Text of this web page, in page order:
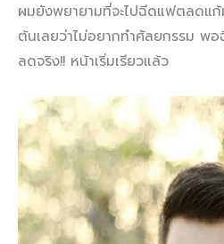
ผมยังพยายามที่จะไปฉีดแฟตลดแก้
ต้นเลยว่าไม่อยากทำศัลยกรรม พ
ลดจริง!! หน้าเริ่มเรียวแล้ว